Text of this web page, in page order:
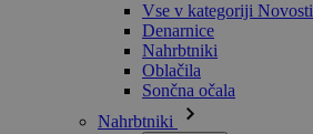
Vse v kategoriji Novosti
Denarnice
Nahrbtniki
Oblačila
Sončna očala
Nahrbtniki